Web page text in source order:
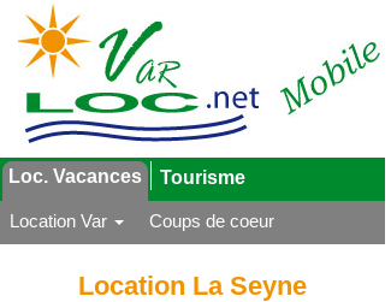
Loc. Vacances Tourisme
Location Var Coups de coeur
Location La Seyne